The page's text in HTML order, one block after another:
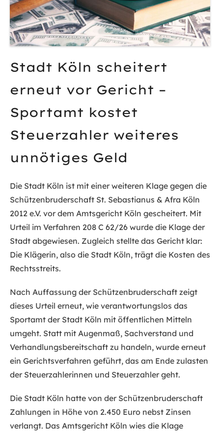
Stadt Köln scheitert
erneut vor Gericht –
Sportamt kostet
Steuerzahler weiteres
unnötiges Geld
Die Stadt Köln ist mit einer weiteren Klage gegen die
Schützenbruderschaft St. Sebastianus & Afra Köln
2012 e.V. vor dem Amtsgericht Köln gescheitert. Mit
Urteil im Verfahren 208 C 62/26 wurde die Klage der
Stadt abgewiesen. Zugleich stellte das Gericht klar:
Die Klägerin, also die Stadt Köln, trägt die Kosten des
Rechtsstreits.
Nach Auffassung der Schützenbruderschaft zeigt
dieses Urteil erneut, wie verantwortungslos das
Sportamt der Stadt Köln mit öffentlichen Mitteln
umgeht. Statt mit Augenmaß, Sachverstand und
Verhandlungsbereitschaft zu handeln, wurde erneut
ein Gerichtsverfahren geführt, das am Ende zulasten
der Steuerzahlerinnen und Steuerzahler geht.
Die Stadt Köln hatte von der Schützenbruderschaft
Zahlungen in Höhe von 2.450 Euro nebst Zinsen
verlangt. Das Amtsgericht Köln wies die Klage